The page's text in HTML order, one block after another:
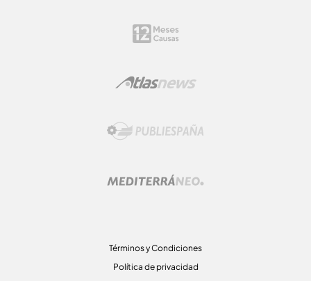
Términos y Condiciones
Política de privacidad